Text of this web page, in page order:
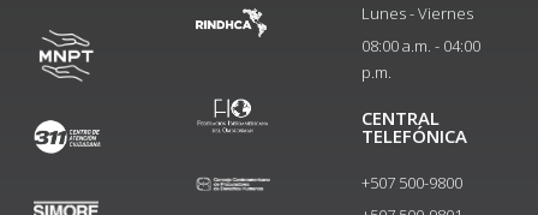
Lunes - Viernes
08:00 a.m. - 04:00
p.m.
CENTRAL
TELEFÓNICA
+507 500-9800